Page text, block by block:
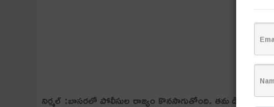
నిర్మల్ :బాసరలో పోలీసుల రాజ్యం కొన‌సాగుతోంది. తమ డిమాండ్లను